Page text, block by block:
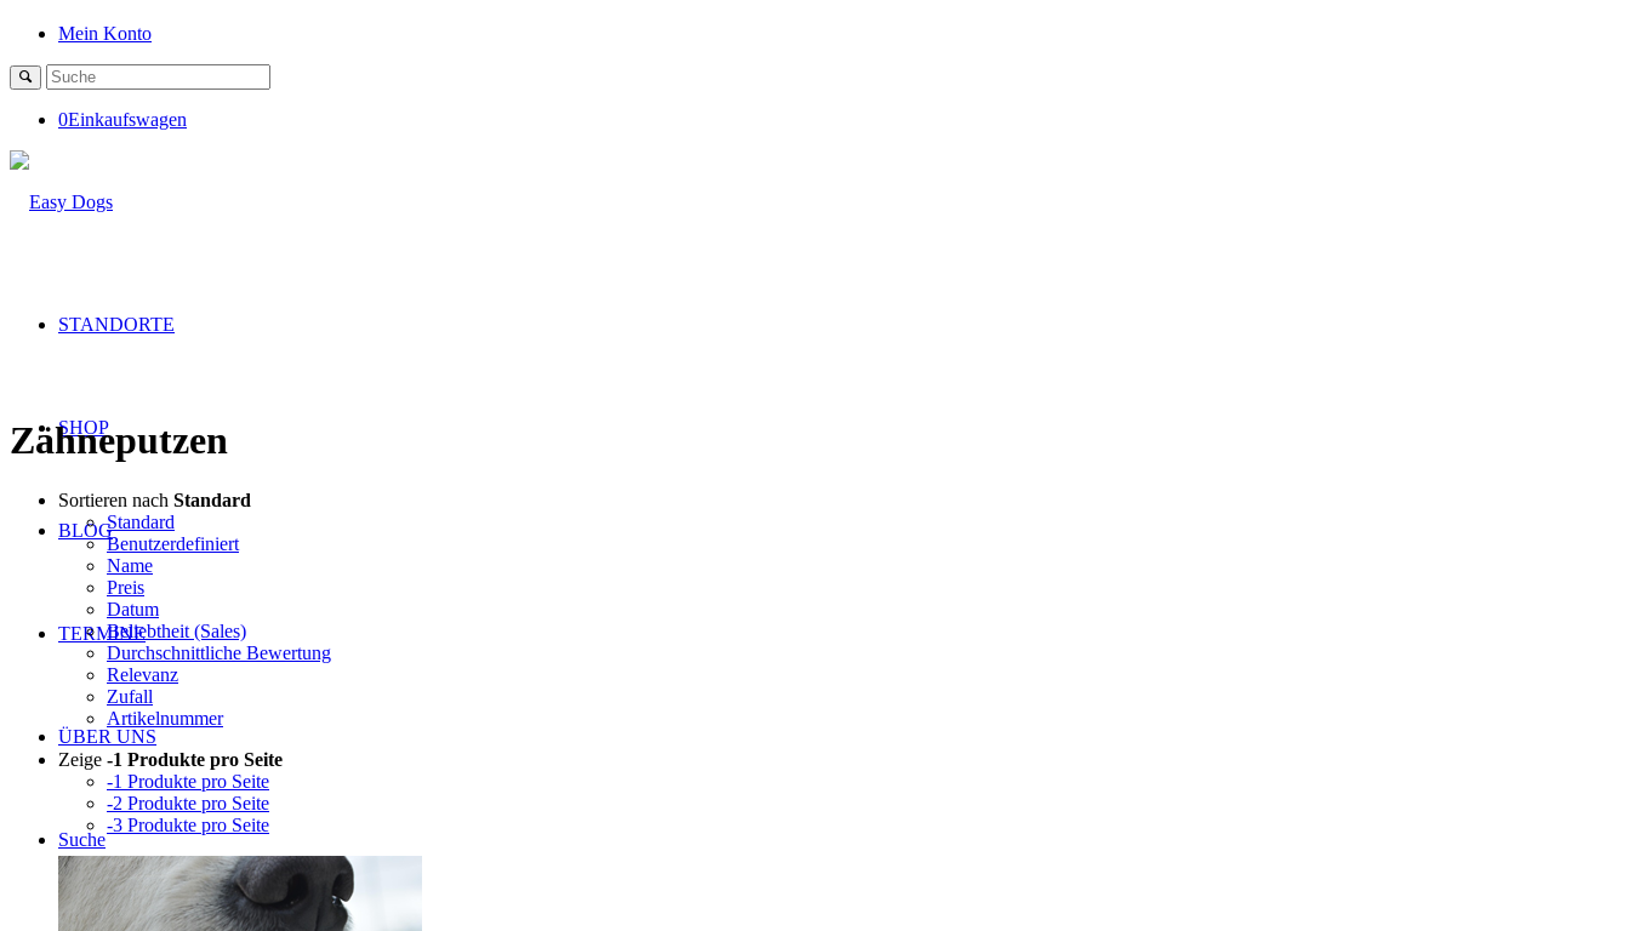
Mein Konto
0Einkaufswagen
STANDORTE
SHOP
BLOG
TERMINE
ÜBER UNS
Suche
Zähneputzen
Sortieren nach Standard
Standard
Benutzerdefiniert
Name
Preis
Datum
Beliebtheit (Sales)
Durchschnittliche Bewertung
Relevanz
Zufall
Artikelnummer
Zeige -1 Produkte pro Seite
-1 Produkte pro Seite
-2 Produkte pro Seite
-3 Produkte pro Seite